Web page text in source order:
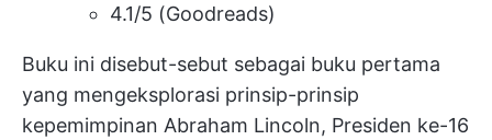
4.1/5 (Goodreads)
Buku ini disebut-sebut sebagai buku pertama
yang mengeksplorasi prinsip-prinsip
kepemimpinan Abraham Lincoln, Presiden ke-16